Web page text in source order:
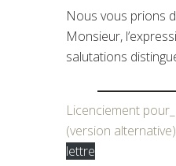
Nous vous prions
Monsieur,
salutations
Licenciement
(version alternative)
lettre